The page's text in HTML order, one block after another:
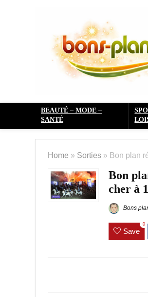
BEAUTÉ – MODE –
SANTÉ
Home » Sorties » Bon plan
Bon
cher à
Bons
Save
0